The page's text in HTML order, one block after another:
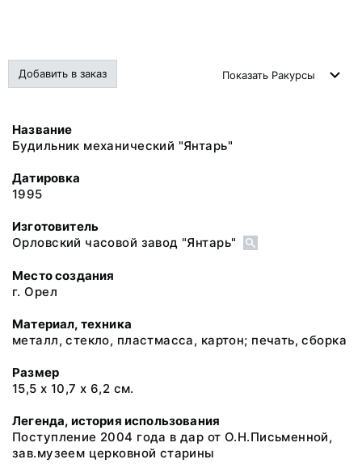
Добавить в заказ Показать Ракурсы
Название
Будильник механический "Янтарь"
Датировка
1995
Изготовитель
Орловский часовой завод "Янтарь"
Место создания
г. Орел
Материал, техника
металл, стекло, пластмасса, картон; печать, сборка
Размер
15,5 х 10,7 х 6,2 см.
Легенда, история использования
Поступление 2004 года в дар от О.Н.Письменной,
зав.музеем церковной старины